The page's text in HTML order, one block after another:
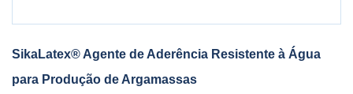
SikaLatex® Agente de Aderência Resistente à Água
para Produção de Argamassas